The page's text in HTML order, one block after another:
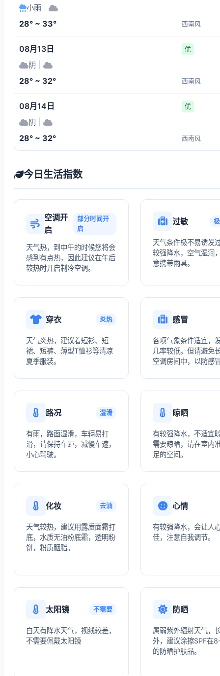
小雨
28° ~ 33° 西南风
08月13日 优
阴
28° ~ 32° 西南风
08月14日 优
阴
28° ~ 32° 西南风
今日生活指数
空调开
启
部分时间开
启
天气热，到中午的时候您将会
感到有点热，因此建议在午后
较热时开启制冷空调。
过敏
天气条件极不易诱发
较强降水，空气湿润
意携带雨具。
穿衣 炎热
天气炎热，建议着短衫、短
裙、短裤、薄型T恤衫等清凉
夏季服装。
感冒
各项气象条件适宜，
几率较低。但请避免
空调房间中，以防感
路况 湿滑
有雨，路面湿滑，车辆易打
滑，请保持车距，减慢车速，
小心驾驶。
晾晒
有较强降水，不适宜
需要晾晒，请在室内
足的空间。
化妆 去油
天气较热，建议用露质面霜打
底，水质无油粉底霜，透明粉
饼，粉质胭脂。
心情
有较强降水，会让人
佳，注意自我调节。
太阳镜 不需要
白天有降水天气，视线较差，
不需要佩戴太阳镜
防晒
属弱紫外辐射天气，
外，建议涂擦SPF在
的防晒护肤品。